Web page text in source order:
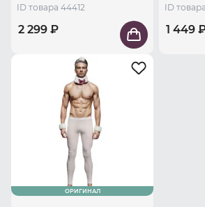
ID товара 44412
2 299 ₽
ID
1 449
ОРИГИНАЛ